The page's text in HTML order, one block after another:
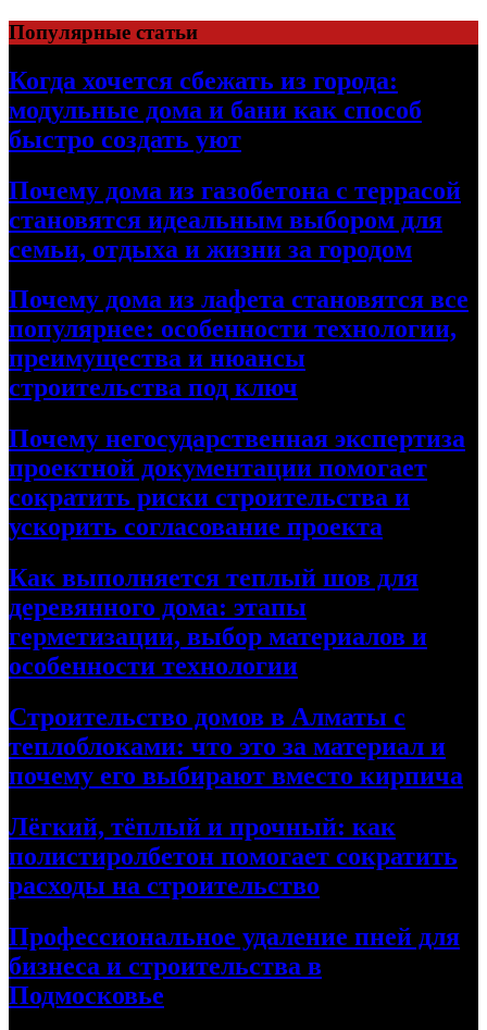
Перейти
к
содержимому
Популярные статьи
Когда хочется сбежать из города:
модульные дома и бани как способ
быстро создать уют
Почему дома из газобетона с террасой
становятся идеальным выбором для
семьи, отдыха и жизни за городом
Почему дома из лафета становятся все
популярнее: особенности технологии,
преимущества и нюансы
строительства под ключ
Почему негосударственная экспертиза
проектной документации помогает
сократить риски строительства и
ускорить согласование проекта
Как выполняется теплый шов для
деревянного дома: этапы
герметизации, выбор материалов и
особенности технологии
Строительство домов в Алматы с
теплоблоками: что это за материал и
почему его выбирают вместо кирпича
Лёгкий, тёплый и прочный: как
полистиролбетон помогает сократить
расходы на строительство
Профессиональное удаление пней для
бизнеса и строительства в
Подмосковье